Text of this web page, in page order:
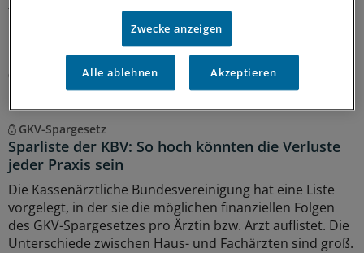
für Unruhe unter Ärztinnen und Ärzten. Stehen die
Praxisbesonderheiten auf der Kippe? Oder eher doch
nicht? Kassenärzte und Krankenkassen verhandeln.
06.08.2026
GKV-Spargesetz
Sparliste der KBV: So hoch könnten die Verluste
jeder Praxis sein
Die Kassenärztliche Bundesvereinigung hat eine Liste
vorgelegt, in der sie die möglichen finanziellen Folgen
des GKV-Spargesetzes pro Ärztin bzw. Arzt auflistet. Die
Unterschiede zwischen Haus- und Fachärzten sind groß.
Zwecke anzeigen
Alle ablehnen Akzeptieren